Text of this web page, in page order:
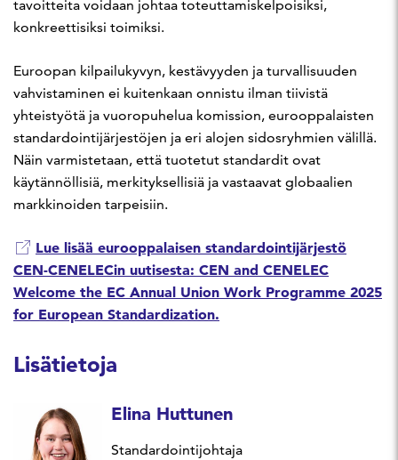
tavoitteita voidaan johtaa toteuttamiskelpoisiksi,
konkreettisiksi toimiksi.
Euroopan kilpailukyvyn, kestävyyden ja turvallisuuden
vahvistaminen ei kuitenkaan onnistu ilman tiivistä
yhteistyötä ja vuoropuhelua komission, eurooppalaisten
standardointijärjestöjen ja eri alojen sidosryhmien välillä.
Näin varmistetaan, että tuotetut standardit ovat
käytännöllisiä, merkityksellisiä ja vastaavat globaalien
markkinoiden tarpeisiin.
Lue lisää eurooppalaisen standardointijärjestö
CEN-CENELECin uutisesta: CEN and CENELEC
Welcome the EC Annual Union Work Programme 2025
for European Standardization.
Lisätietoja
Elina Huttunen
Standardointijohtaja